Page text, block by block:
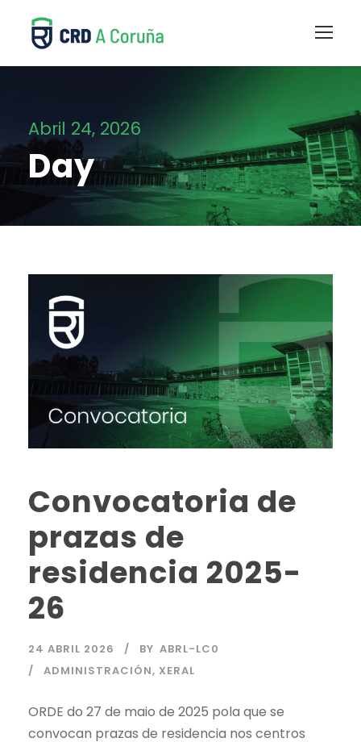
Abril 24, 2026
Day
Convocatoria de
prazas de
residencia 2025-
26
24 ABRIL 2026 BY ABRL-LC0
ADMINISTRACIÓN, XERAL
ORDE do 27 de maio de 2025 pola que se
convocan prazas de residencia nos centros